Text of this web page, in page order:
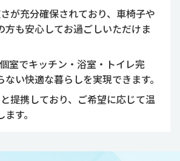
が充分確保されており、車椅子や
方も安心してお過ごしいただけま
室でキッチン・浴室・トイレ完
い快適な暮らしを実現できます。
提携しており、ご希望に応じて温
す。